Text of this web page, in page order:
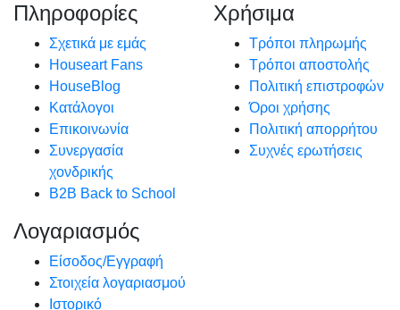
Πληροφορίες
Σχετικά με εμάς
Houseart Fans
HouseBlog
Κατάλογοι
Επικοινωνία
Συνεργασία
χονδρικής
B2B Back to School
Χρήσιμα
Τρόποι πληρωμής
Τρόποι αποστολής
Πολιτική επιστροφών
Όροι χρήσης
Πολιτική απορρήτου
Συχνές ερωτήσεις
Λογαριασμός
Είσοδος/Εγγραφή
Στοιχεία λογαριασμού
Ιστορικό